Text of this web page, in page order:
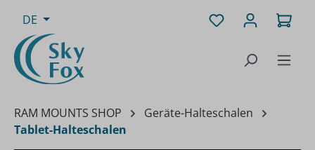
Zum Hauptinhalt springen
DE Du hast 0
RAM MOUNTS SHOP
Geräte-Halteschalen
Tablet-Halteschalen